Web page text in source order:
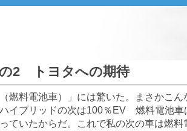
2 トヨタへの期待
燃料電池車）」には驚いた。まさかこ
イブリッドの次は100％EV 燃料電池
ていたからだ。これで私の次の車は燃